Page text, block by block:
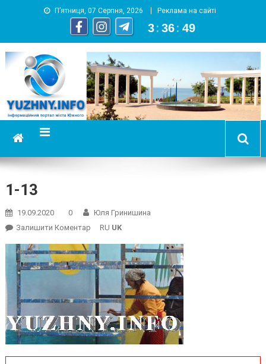
П’ятниця, 07 Серпня, 2026 Реклама на сайті
3 : 36 : 50
YUZHNY.INFO
информационный портал города Южный
1-13
19.09.2020 0
Юля Гринишина
Залишити КоментарOn
13
RU UK